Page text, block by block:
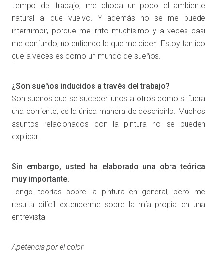
tiempo del trabajo, me choca un poco el ambiente
natural al que vuelvo. Y además no se me puede
interrumpir, porque me irrito muchísimo y a veces casi
me confundo, no entiendo lo que me dicen. Estoy tan ido
que a veces es como un mundo de sueños.
¿Son sueños inducidos a través del trabajo?
Son sueños que se suceden unos a otros como si fuera
una corriente, es la única manera de describirlo. Muchos
asuntos relacionados con la pintura no se pueden
explicar.
Sin embargo, usted ha elaborado una obra teórica
muy importante.
Tengo teorías sobre la pintura en general, pero me
resulta difícil extenderme sobre la mía propia en una
entrevista.
Apetencia por el color